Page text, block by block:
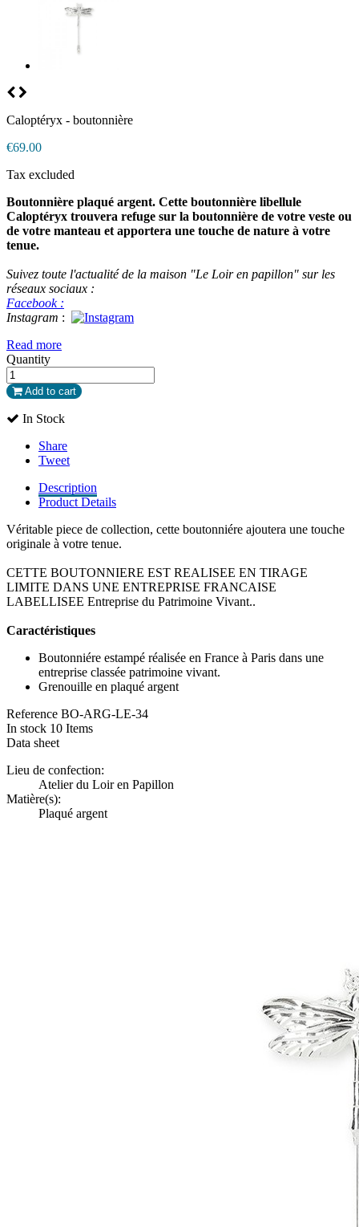
Caloptéryx - boutonnière
€69.00
Tax excluded
Boutonnière plaqué argent. Cette boutonnière libellule
Caloptéryx trouvera refuge sur la boutonnière de votre veste ou
de votre manteau et apportera une touche de nature à votre
tenue.
Suivez toute l'actualité de la maison "Le Loir en papillon" sur les
réseaux sociaux :
Facebook :
Instagram :
Read more
Quantity
Add to cart
In Stock
Share
Tweet
Description
Product Details
Véritable piece de collection, cette boutonniére ajoutera une touche
originale à votre tenue.
CETTE BOUTONNIERE EST REALISEE EN TIRAGE
LIMITE DANS UNE ENTREPRISE FRANCAISE
LABELLISEE Entreprise du Patrimoine Vivant..
Caractéristiques
Boutonniére estampé réalisée en France à Paris dans une
entreprise classée patrimoine vivant.
Grenouille en plaqué argent
Reference BO-ARG-LE-34
In stock 10 Items
Data sheet
Lieu de confection:
Atelier du Loir en Papillon
Matière(s):
Plaqué argent